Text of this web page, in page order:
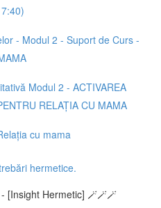
- Modul 2 - Suport de Curs -
Modul 2 - ACTIVAREA
RELAȚIA CU MAMA
cu mama
hermetice.
[Insight Hermetic] 🪄🪄🪄